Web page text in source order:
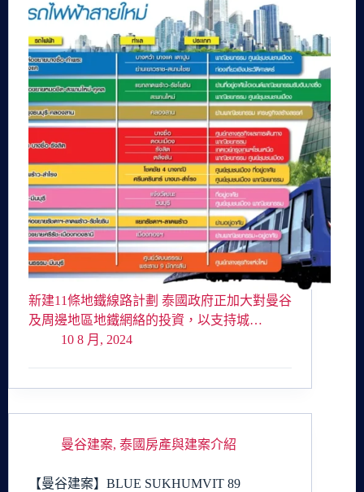
新建11條地鐵線路計劃 泰國政府正加大對曼谷
及周邊地區地鐵網絡的投資，以支持城…
10 8 月, 2024
曼谷建案, 泰國房產與建案介紹
【曼谷建案】BLUE SUKHUMVIT 89